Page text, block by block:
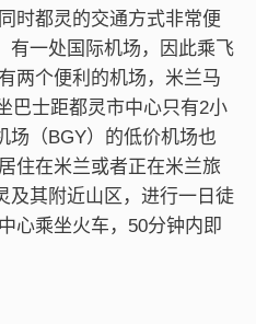
时都灵的交通方式非常便
有一处国际机场，因此乘飞
两个便利的机场，米兰马
巴士距都灵市中心只有2小
场（BGY）的低价机场也
住在米兰或者正在米兰旅
及其附近山区，进行一日徒
心乘坐火车，50分钟内即